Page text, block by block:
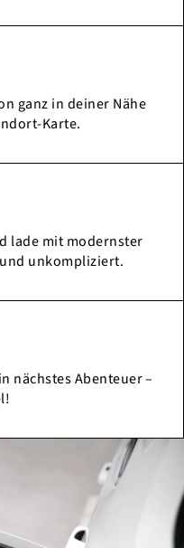
ganz in deiner Nähe
Karte.
lade mit modernster
unkompliziert.
nächstes Abenteuer –